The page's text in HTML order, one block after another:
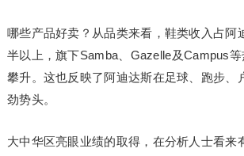
哪些产品好卖？从品类来看，鞋类收入占阿
半以上，旗下Samba、Gazelle及Campus
攀升。这也反映了阿迪达斯在足球、跑步、
劲势头。
大中华区亮眼业绩的取得，在分析人士看来